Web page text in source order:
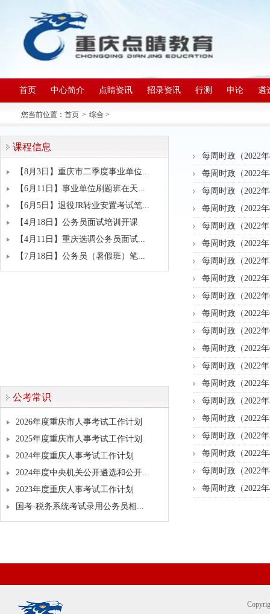
首页 中心简介 点睛资讯 招录资讯 行测 申论 遴
您当前位置： 首页 > 综合 >
课程信息
【8月3日】重庆市二季度事业单位...
【6月11日】事业单位刷题班在天...
【6月5日】退役JR转业安置考试笔...
【4月18日】公务员面试培训开课
【4月11日】重庆选调公务员面试...
【7月18日】公务员（暑假班）笔...
公考常识
2026年度重庆市人事考试工作计划
2025年度重庆市人事考试工作计划
2024年度重庆人事考试工作计划
2024年度中央机关公开遴选和公开...
2023年度重庆人事考试工作计划
国考-税务系统考试录用公务员相...
每周时政（2022
每周时政（2022
每周时政（2022
每周时政（2022
每周时政（2022
每周时政（2022
每周时政（2022
每周时政（2022
每周时政（2022
每周时政（2022
每周时政（2022
每周时政（2022
每周时政（2022
每周时政（2022
每周时政（2022
每周时政（2022
每周时政（2022
每周时政（2022
每周时政（2022
每周时政（2022